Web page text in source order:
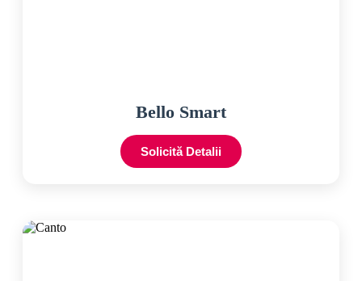
Bello Smart
Solicită Detalii